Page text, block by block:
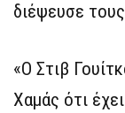
διέψευσε
«Ο Στιβ
Χαμάς ότι